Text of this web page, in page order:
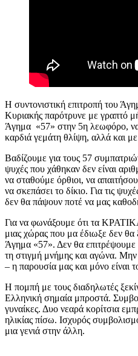
Η συντονιστική επιτροπή του
Κυριακής παρότρυνε με γραπτό
Άγημα «57» στην 5η λεωφόρο, να
καρδιά γεμάτη θλίψη, αλλά και
Βαδίζουμε για τους 57
ψυχές που χάθηκαν δεν είναι
να σταθούμε όρθιοι, να
να σκεπάσει το δίκιο. Για τις
δεν θα πάψουν ποτέ να μας
Για να φωνάξουμε ότι τα
μιας χώρας που μα έδιωξε δεν
Άγημα «57». Δεν θα επιτρέψουμε
τη στιγμή μνήμης και αγώνα.
– η παρουσία μας και μόνο είναι
Η πομπή με τους διαδηλωτές
Ελληνική σημαία μπροστά.
γυναίκες. Δυο νεαρά κορίτσια
ηλικίας πίσω. Ισχυρός
μια γενιά στην άλλη.